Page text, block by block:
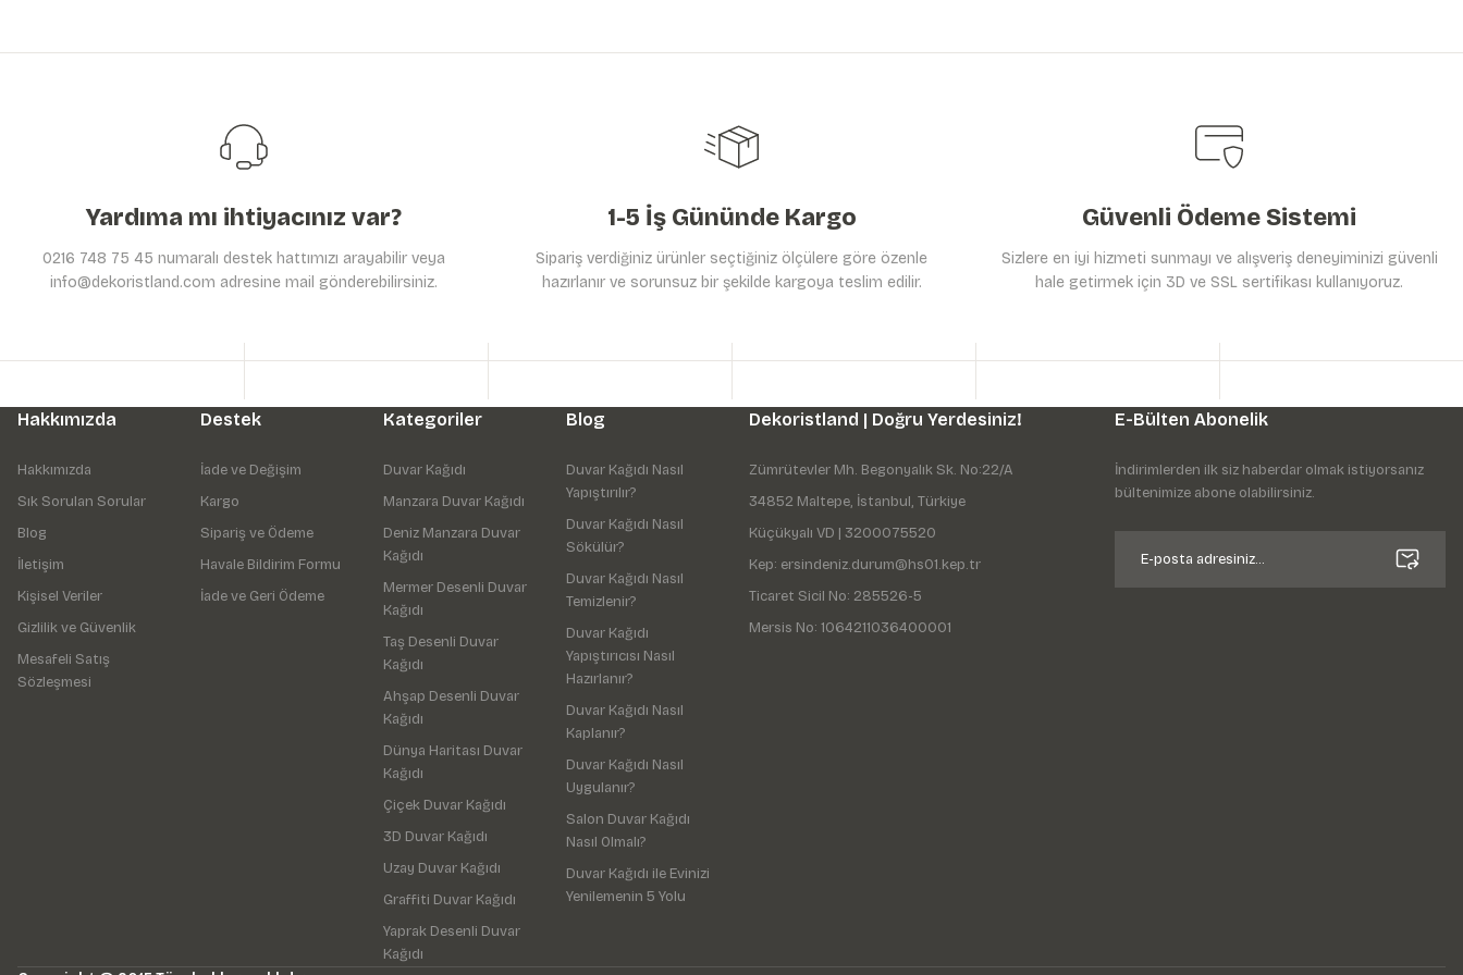
Gönder
Yardıma mı ihtiyacınız var?
0216 748 75 45 numaralı destek hattımızı arayabilir veya
info@dekoristland.com adresine mail gönderebilirsiniz.
1-5 İş Gününde Kargo
Sipariş verdiğiniz ürünler seçtiğiniz ölçülere göre özenle
hazırlanır ve sorunsuz bir şekilde kargoya teslim edilir.
Güvenli Ödeme Sistemi
Sizlere en iyi hizmeti sunmayı ve alışveriş deneyiminizi güvenli
hale getirmek için 3D ve SSL sertifikası kullanıyoruz.
Hakkımızda
Hakkımızda
Sık Sorulan Sorular
Blog
İletişim
Kişisel Veriler
Gizlilik ve Güvenlik
Mesafeli Satış
Sözleşmesi
Destek
İade ve Değişim
Kargo
Sipariş ve Ödeme
Havale Bildirim Formu
İade ve Geri Ödeme
Kategoriler
Duvar Kağıdı
Manzara Duvar Kağıdı
Deniz Manzara Duvar
Kağıdı
Mermer Desenli Duvar
Kağıdı
Taş Desenli Duvar
Kağıdı
Ahşap Desenli Duvar
Kağıdı
Dünya Haritası Duvar
Kağıdı
Çiçek Duvar Kağıdı
3D Duvar Kağıdı
Uzay Duvar Kağıdı
Graffiti Duvar Kağıdı
Yaprak Desenli Duvar
Kağıdı
Blog
Duvar Kağıdı Nasıl
Yapıştırılır?
Duvar Kağıdı Nasıl
Sökülür?
Duvar Kağıdı Nasıl
Temizlenir?
Duvar Kağıdı
Yapıştırıcısı Nasıl
Hazırlanır?
Duvar Kağıdı Nasıl
Kaplanır?
Duvar Kağıdı Nasıl
Uygulanır?
Salon Duvar Kağıdı
Nasıl Olmalı?
Duvar Kağıdı ile Evinizi
Yenilemenin 5 Yolu
Dekoristland | Doğru Yerdesiniz!
Zümrütevler Mh. Begonyalık Sk. No:22/A
34852 Maltepe, İstanbul, Türkiye
Küçükyalı VD | 3200075520
Kep: ersindeniz.durum@hs01.kep.tr
Ticaret Sicil No: 285526-5
Mersis No: 1064211036400001
E-Bülten Abonelik
İndirimlerden ilk siz haberdar olmak istiyorsanız
bültenimize abone olabilirsiniz.